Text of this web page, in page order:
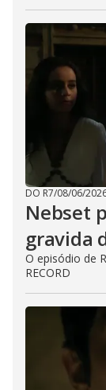
DO R7/08/06/
Nebset
gravida
O episódio de
RECORD